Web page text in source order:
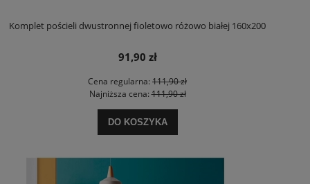
Komplet pościeli dwustronnej fioletowo różowo białej 160x200
91,90 zł
Cena regularna: 111,90 zł
Najniższa cena:111,90 zł
DO KOSZYKA